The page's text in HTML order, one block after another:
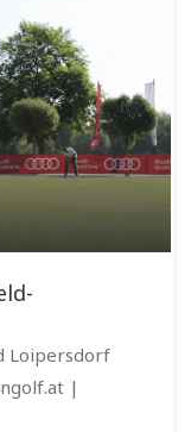
Loipersdorf
|